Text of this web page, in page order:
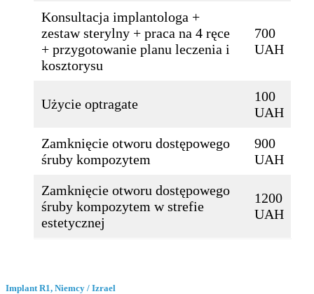
Konsultacja implantologa +
zestaw sterylny + praca na 4 ręce
+ przygotowanie planu leczenia i
kosztorysu
700
UAH
Użycie optragate
100
UAH
Zamknięcie otworu dostępowego
śruby kompozytem
900
UAH
Zamknięcie otworu dostępowego
śruby kompozytem w strefie
estetycznej
1200
UAH
Implant R1, Niemcy / Izrael